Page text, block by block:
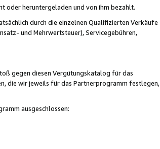
oder heruntergeladen und von ihm bezahlt.
durch die einzelnen Qualifizierten Verkäufe
und Mehrwertsteuer), Servicegebühren,
gegen diesen Vergütungskatalog für das
die wir jeweils für das Partnerprogramm festlegen,
ausgeschlossen: